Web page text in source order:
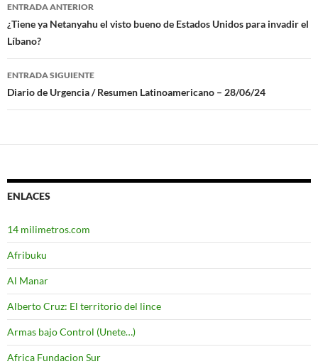
Navegación
de
entradas
ENTRADA ANTERIOR
¿Tiene ya Netanyahu el visto bueno de Estados Unidos para invadir el
Líbano?
ENTRADA SIGUIENTE
Diario de Urgencia / Resumen Latinoamericano – 28/06/24
ENLACES
14 milimetros.com
Afribuku
Al Manar
Alberto Cruz: El territorio del lince
Armas bajo Control (Unete…)
Africa Fundacion Sur